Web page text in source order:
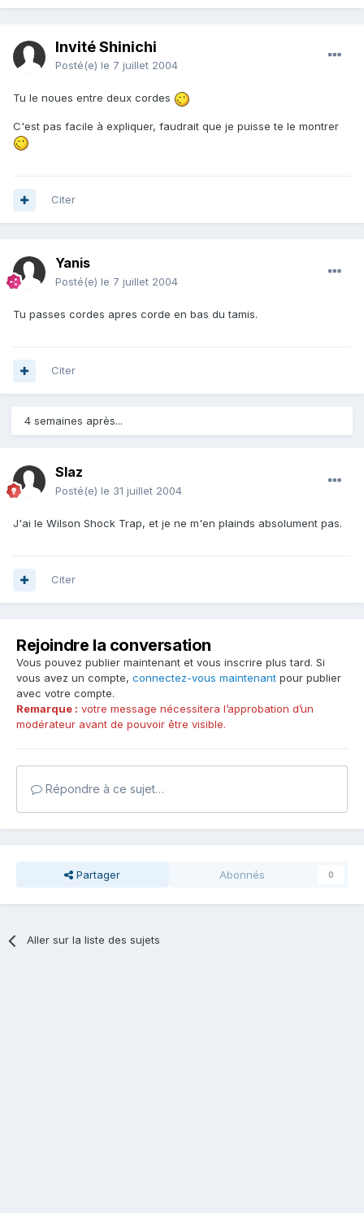
Invité Shinichi
Posté(e) le 7 juillet 2004
Tu le noues entre deux cordes
C'est pas facile à expliquer, faudrait que je puisse te le montrer
Citer
Yanis
Posté(e) le 7 juillet 2004
Tu passes cordes apres corde en bas du tamis.
Citer
4 semaines après...
Slaz
Posté(e) le 31 juillet 2004
J'ai le Wilson Shock Trap, et je ne m'en plainds absolument pas.
Citer
Rejoindre la conversation
Vous pouvez publier maintenant et vous inscrire plus tard. Si
vous avez un compte, connectez-vous maintenant pour publier
avec votre compte.
Remarque : votre message nécessitera l’approbation d’un
modérateur avant de pouvoir être visible.
Répondre à ce sujet…
Partager Abonnés 0
Aller sur la liste des sujets